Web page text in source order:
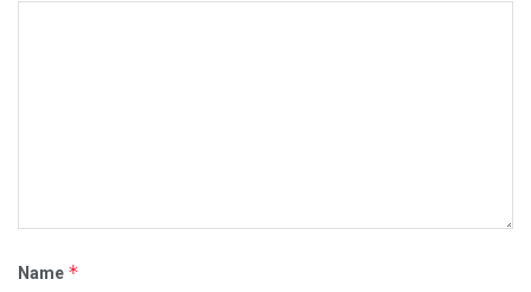
Name *